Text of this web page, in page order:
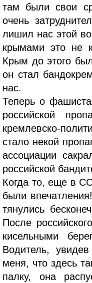
там были свои
очень
лишил нас этой
крымами это не
Крым до этого
он стал
нас.
Теперь о
российской
кремлевско-
стало некой
ассоциации
российской
Когда то, еще в
были
тянулись
После
кисельными
Водитель,
меня, что здесь
палку, она